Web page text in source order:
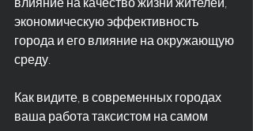
экономическую эффективность
города и его влияние на окружающую
среду.
Как видите, в современных городах
ваша работа таксистом на самом